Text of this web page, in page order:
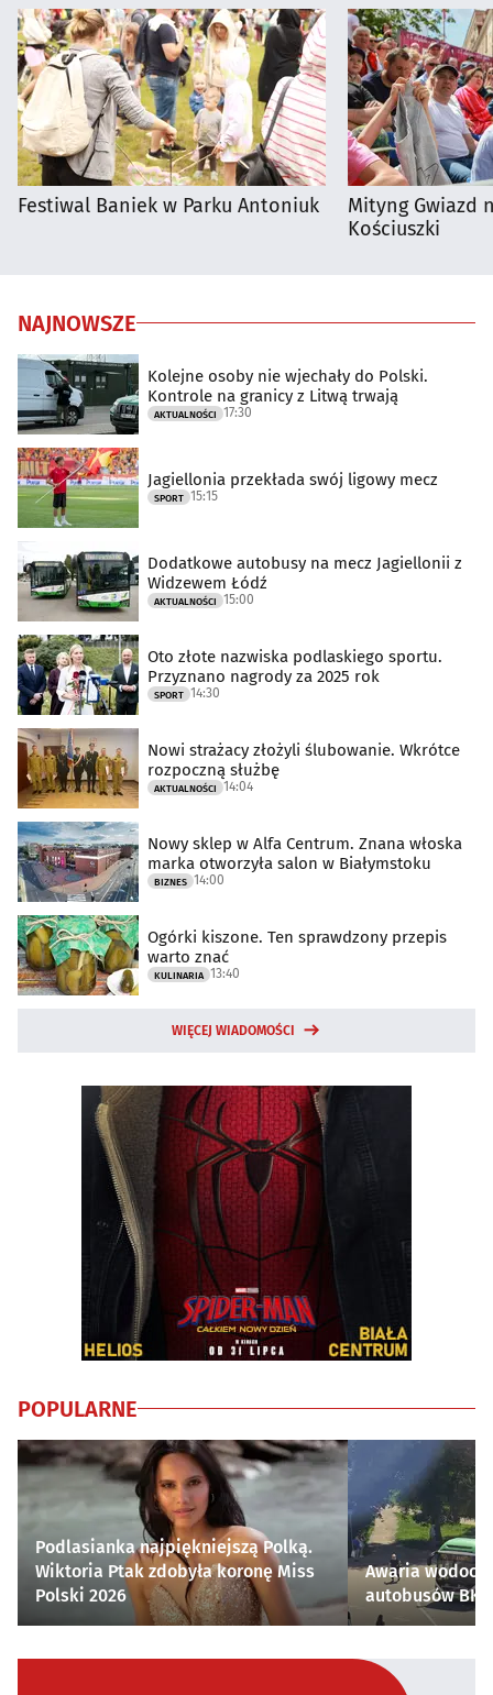
Festiwal Baniek w Parku Antoniuk
Mityng Gwiazd
Kościuszki
NAJNOWSZE
Kolejne osoby nie wjechały do Polski.
Kontrole na granicy z Litwą trwają
AKTUALNOŚCI 17:30
Jagiellonia przekłada swój ligowy mecz
SPORT 15:15
Dodatkowe autobusy na mecz Jagiellonii z
Widzewem Łódź
AKTUALNOŚCI 15:00
Oto złote nazwiska podlaskiego sportu.
Przyznano nagrody za 2025 rok
SPORT 14:30
Nowi strażacy złożyli ślubowanie. Wkrótce
rozpoczną służbę
AKTUALNOŚCI 14:04
Nowy sklep w Alfa Centrum. Znana włoska
marka otworzyła salon w Białymstoku
BIZNES 14:00
Ogórki kiszone. Ten sprawdzony przepis
warto znać
KULINARIA 13:40
WIĘCEJ WIADOMOŚCI
POPULARNE
Podlasianka najpiękniejszą Polką.
Wiktoria Ptak zdobyła koronę Miss
Polski 2026
Awaria
autobusów